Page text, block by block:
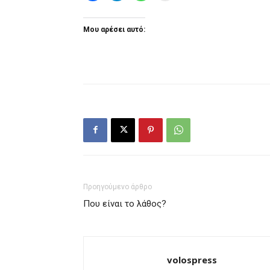
Μου αρέσει αυτό:
Προηγούμενο άρθρο
Που είναι το λάθος?
volospress